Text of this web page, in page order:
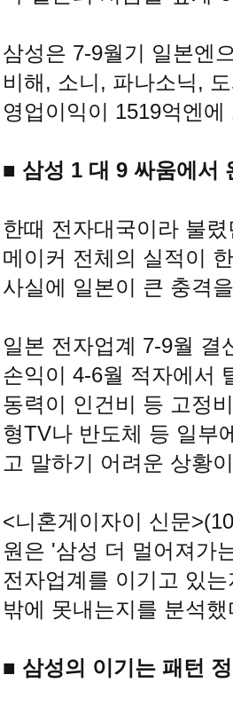
삼성은 7-9월기 일본엔
비해, 소니, 파나소닉,
영업이익이 1519억엔에
■ 삼성 1 대 9 싸움에서
한때 전자대국이라 불
메이커 전체의 실적이
사실에 일본이 큰 충격
일본 전자업계 7-9월 결
손익이 4-6월 적자에서
동력이 인건비 등 고정
형TV나 반도체 등 일부
고 말하기 어려운 상황
<니혼게이자이 신문
원은 '삼성 더 멀어져가
전자업계를 이기고 있
밖에 못내는지를 분석했
■ 삼성의 이기는 패턴